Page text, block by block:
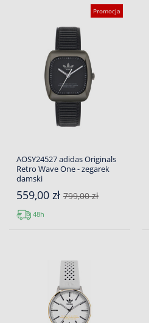
Promocja
AOSY24527 adidas Originals
Retro Wave One - zegarek
damski
559,00 zł 799,00 zł
48h